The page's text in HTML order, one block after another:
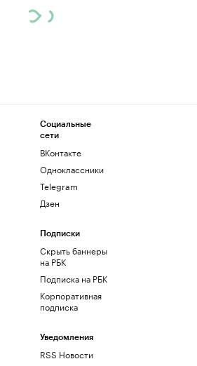
Социальные
сети
ВКонтакте
Одноклассники
Telegram
Дзен
Подписки
Скрыть баннеры
на РБК
Подписка на РБК
Корпоративная
подписка
Уведомления
RSS Новости